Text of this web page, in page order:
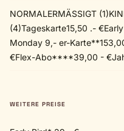
NORMALERMÄSSIGT
(4)Tageskarte15,50 .-
Monday 9,- er-
€Flex-Abo****39,00 -
WEITERE PREISE